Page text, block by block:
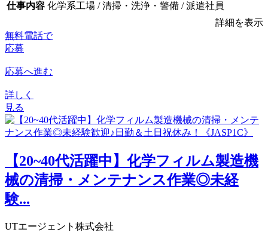
仕事内容 化学系工場 / 清掃・洗浄・警備 / 派遣社員
詳細を表示
無料電話で
応募
応募へ進む
詳しく
見る
【20~40代活躍中】化学フィルム製造機
械の清掃・メンテナンス作業◎未経
験...
UTエージェント株式会社